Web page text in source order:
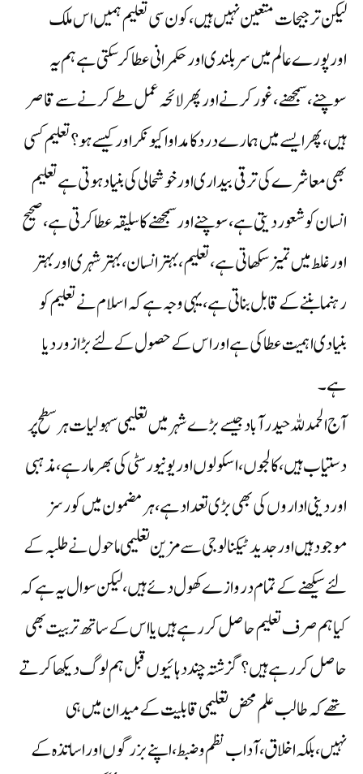
لیکن ترجیحات متعین نہیں ہیں،کون سی تعلیم ہمیں اس ملک
اورپورے عالم میں سربلندی اورحکمرانی عطاکرسکتی ہے ہم یہ
سوچنے،سمجھنے،غورکرنے اورپھر لائحہ عمل طے کرنے سے قاصر
ہیں،پھر ایسے میں ہمارے درد کا مداوا کیونکر اور کیسے ہو؟تعلیم کسی
بھی معاشرے کی ترقی بیداری اور خوشحالی کی بنیاد ہوتی ہے تعلیم
انسان کو شعور دیتی ہے،سوچنے اور سمجھنے کا سلیقہ عطا کرتی ہے،صحیح
اور غلط میں تمیز سکھاتی ہے،تعلیم، بہتر انسان، بہتر شہری اور بہتر
رہنما بننے کے قابل بناتی ہے،یہی وجہ ہے کہ اسلام نے تعلیم کو
بنیادی اہمیت عطا کی ہے اور اس کے حصول کےلئے بڑا زور دیا
ہے۔
آج الحمدللہ حیدرآباد جیسے بڑے شہر میں تعلیمی سہولیات ہر سطح پر
دستیاب ہیں،کالجوں،اسکولوں اور یونیورسٹی کی بھرمار ہے،مذہبی
اور دینی اداروں کی بھی بڑی تعداد ہے،ہر مضمون میں کورسز
موجود ہیں اور جدید ٹیکنالوجی سے مزین تعلیمی ماحول نے طلبہ کے
لئے سیکھنے کے تمام دروازے کھول دئے ہیں،لیکن سوال یہ ہے کہ
کیا ہم صرف تعلیم حاصل کر رہے ہیں یا اس کے ساتھ تربیت بھی
حاصل کر رہے ہیں؟ گزشتہ چند دہائیوں قبل ہم لوگ دیکھا کرتے
تھے کہ طالب علم محض تعلیمی قابلیت کے میدان میں ہی
نہیں،بلکہ اخلاق،آداب نظم و ضبط،اپنے بزرگوں اور اساتذہ کے